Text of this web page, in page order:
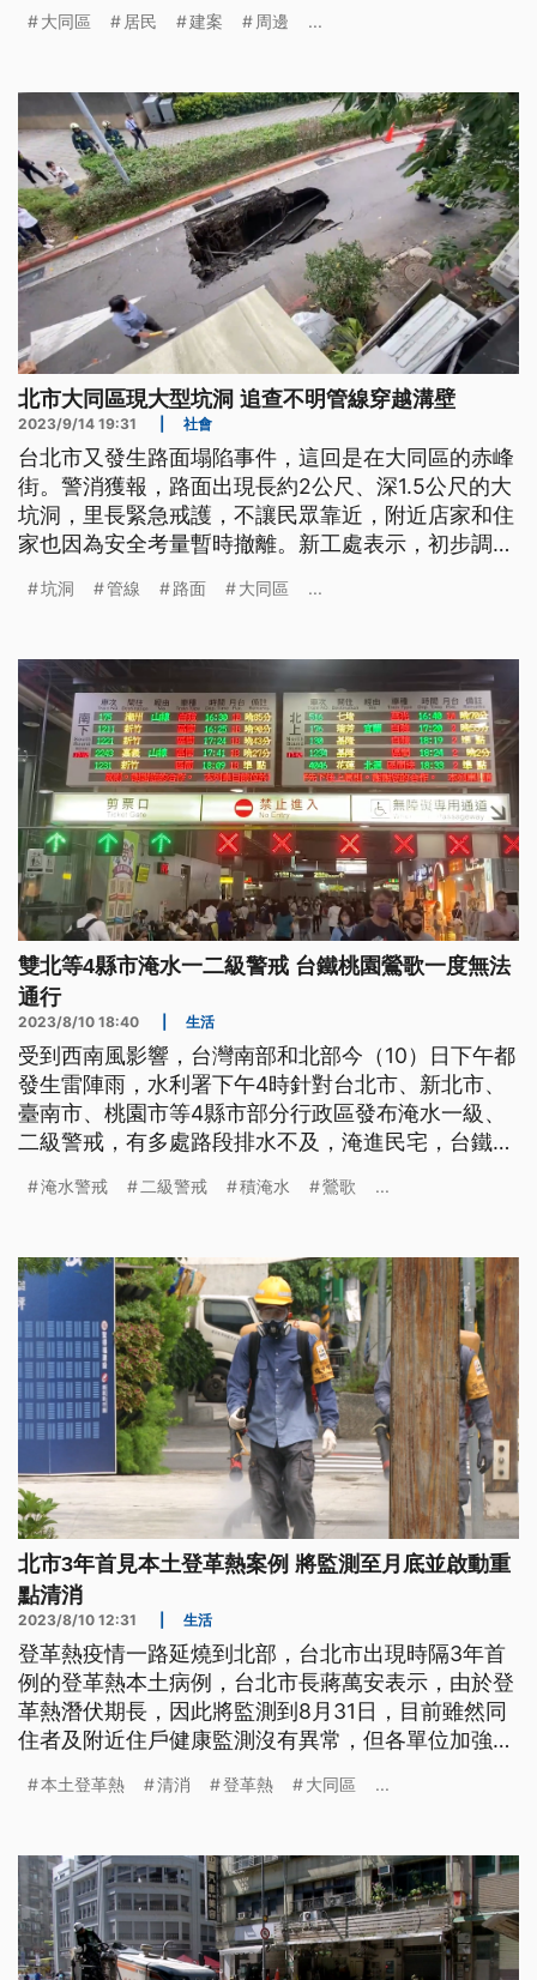
大同區 居民 建案 周邊 ...
北市大同區現大型坑洞 追查不明管線穿越溝壁
2023/9/14 19:31 社會
台北市又發生路面塌陷事件，這回是在大同區的赤峰
街。警消獲報，路面出現長約2公尺、深1.5公尺的大
坑洞，里長緊急戒護，不讓民眾靠近，附近店家和住
家也因為安全考量暫時撤離。新工處表示，初步調查
能穿越溝壁，這是便宜行事的做法，目前還不確定布
坑洞 管線 路面 大同區 ...
雙北等4縣市淹水一二級警戒 台鐵桃園鶯歌一度無法
通行
2023/8/10 18:40 生活
受到西南風影響，台灣南部和北部今（10）日下午都
發生雷陣雨，水利署下午4時針對台北市、新北市、
臺南市、桃園市等4縣市部分行政區發布淹水一級、
二級警戒，有多處路段排水不及，淹進民宅，台鐵桃
淹水警戒 二級警戒 積淹水 鶯歌 ...
北市3年首見本土登革熱案例 將監測至月底並啟動重
點清消
2023/8/10 12:31 生活
登革熱疫情一路延燒到北部，台北市出現時隔3年首
例的登革熱本土病例，台北市長蔣萬安表示，由於登
革熱潛伏期長，因此將監測到8月31日，目前雖然同
住者及附近住戶健康監測沒有異常，但各單位加強清
本土登革熱 清消 登革熱 大同區 ...